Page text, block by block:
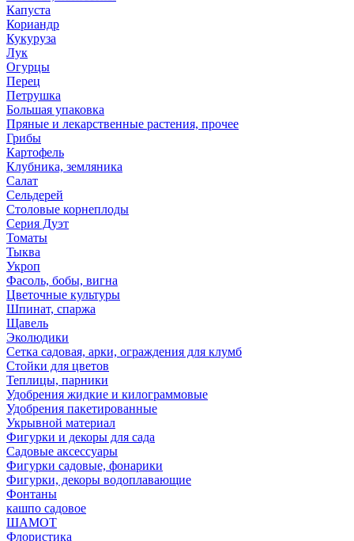
Капуста
Кориандр
Кукуруза
Лук
Огурцы
Перец
Петрушка
Большая упаковка
Пряные и лекарственные растения, прочее
Грибы
Картофель
Клубника, земляника
Салат
Сельдерей
Столовые корнеплоды
Серия Дуэт
Томаты
Тыква
Укроп
Фасоль, бобы, вигна
Цветочные культуры
Шпинат, спаржа
Щавель
Эколюдики
Сетка садовая, арки, ограждения для клумб
Стойки для цветов
Теплицы, парники
Удобрения жидкие и килограммовые
Удобрения пакетированные
Укрывной материал
Фигурки и декоры для сада
Садовые аксессуары
Фигурки садовые, фонарики
Фигурки, декоры водоплавающие
Фонтаны
кашпо садовое
ШАМОТ
Флористика